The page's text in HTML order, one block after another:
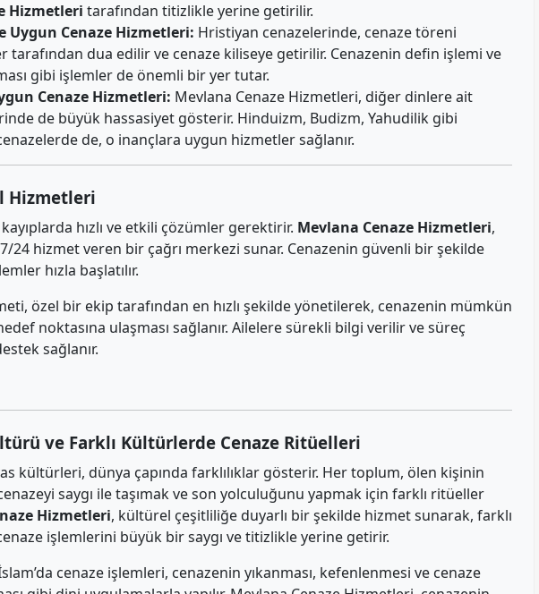
Hizmetleri tarafından titizlikle yerine getirilir.
Uygun Cenaze Hizmetleri: Hristiyan cenazelerinde, cenaze töreni
tarafından dua edilir ve cenaze kiliseye getirilir. Cenazenin defin işlemi ve
gibi işlemler de önemli bir yer tutar.
Cenaze Hizmetleri: Mevlana Cenaze Hizmetleri, diğer dinlere ait
de büyük hassasiyet gösterir. Hinduizm, Budizm, Yahudilik gibi
de, o inançlara uygun hizmetler sağlanır.
Hizmetleri
hızlı ve etkili çözümler gerektirir. Mevlana Cenaze Hizmetleri,
24 hizmet veren bir çağrı merkezi sunar. Cenazenin güvenli bir şekilde
hızla başlatılır.
özel bir ekip tarafından en hızlı şekilde yönetilerek, cenazenin mümkün
noktasına ulaşması sağlanır. Ailelere sürekli bilgi verilir ve süreç
sağlanır.
ve Farklı Kültürlerde Cenaze Ritüelleri
kültürleri, dünya çapında farklılıklar gösterir. Her toplum, ölen kişinin
saygı ile taşımak ve son yolculuğunu yapmak için farklı ritüeller
Hizmetleri, kültürel çeşitliliğe duyarlı bir şekilde hizmet sunarak, farklı
işlemlerini büyük bir saygı ve titizlikle yerine getirir.
cenaze işlemleri, cenazenin yıkanması, kefenlenmesi ve cenaze